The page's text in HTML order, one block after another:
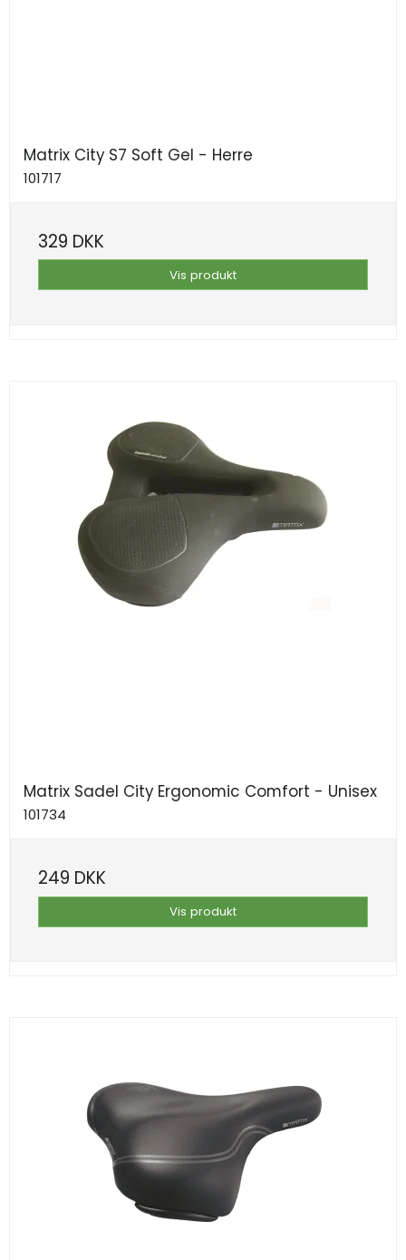
Matrix City S7 Soft Gel - Herre
101717
329 DKK
Vis produkt
Matrix Sadel City Ergonomic Comfort - Unisex
101734
249 DKK
Vis produkt